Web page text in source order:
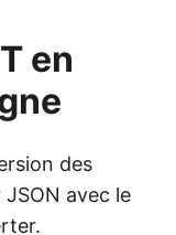
en
des
avec le
.